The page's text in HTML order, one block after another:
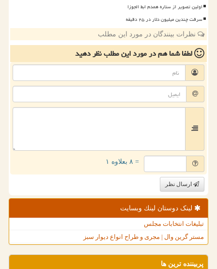
اولین تصویر از ستاره همدم ابط الجوزا
سرقت چندین میلیون دلار در ۲۵ دقیقه
نظرات بینندگان در مورد این مطلب
لطفا شما همدر مورد این مطلبنظر دهید
= ۸ بعلاوه ۱
ارسال نظر
لینک دوستان لینك وبسایت
تبلیغات انتخابات مجلس
مستر گرین وال | مجری و طراح انواع دیوار سبز
پربیننده ترین ها